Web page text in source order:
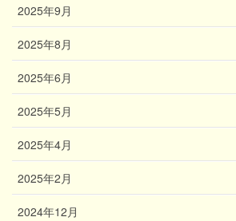
2025年9月
2025年8月
2025年6月
2025年5月
2025年4月
2025年2月
2024年12月